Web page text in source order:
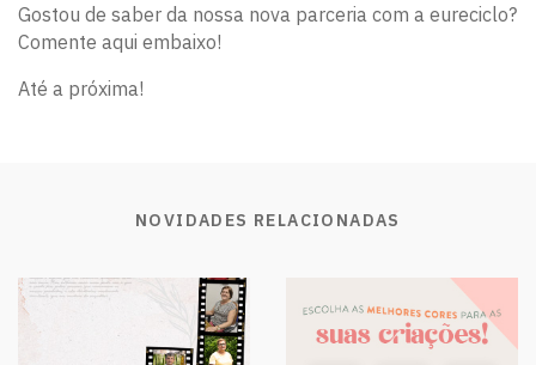
Gostou de saber da nossa nova parceria com a eureciclo?
Comente aqui embaixo!
Até a próxima!
NOVIDADES RELACIONADAS